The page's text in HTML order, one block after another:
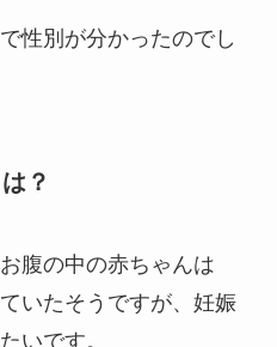
性別が分かったのでし
？
腹の中の赤ちゃんは
いたそうですが、妊娠
いです。